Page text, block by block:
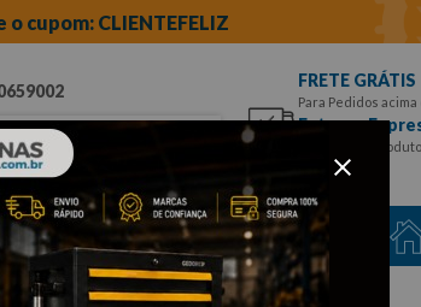
cupom: CLIENTEFELIZ
FRETE GRÁTIS
Para Pedidos acima
Entrega
para CEPS e
Aproveite!
Ferramentas
Automotivas Especiais
Equipamento
Auto Center